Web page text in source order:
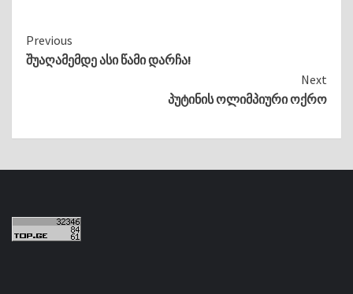
Continue
Reading
Previous
შუაღამემდე ასი წამი დარჩა!
Next
პუტინის ოლიმპიური ოქრო